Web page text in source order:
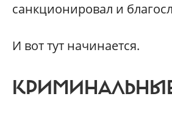
санкционировал и
И вот тут начинается.